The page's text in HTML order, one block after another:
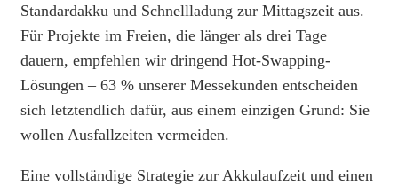
Standardakku und Schnellladung zur Mittagszeit aus.
Für Projekte im Freien, die länger als drei Tage
dauern, empfehlen wir dringend Hot-Swapping-
Lösungen – 63 % unserer Messekunden entscheiden
sich letztendlich dafür, aus einem einzigen Grund: Sie
wollen Ausfallzeiten vermeiden.
Eine vollständige Strategie zur Akkulaufzeit und einen